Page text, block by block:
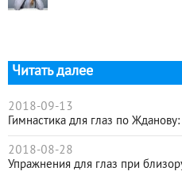
Читать далее
2018-09-13
Гимнастика для глаз по
2018-08-28
Упражнения для глаз при